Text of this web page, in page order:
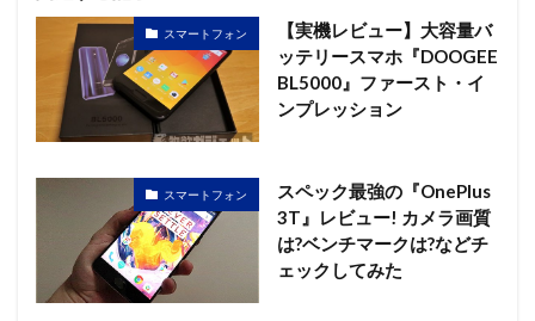
スマートフォン
【実機レビュー】大容量バ
ッテリースマホ『DOOGEE
BL5000』ファースト・イ
ンプレッション
スマートフォン
スペック最強の『OnePlus
3T』レビュー! カメラ画質
は?ベンチマークは?などチ
ェックしてみた